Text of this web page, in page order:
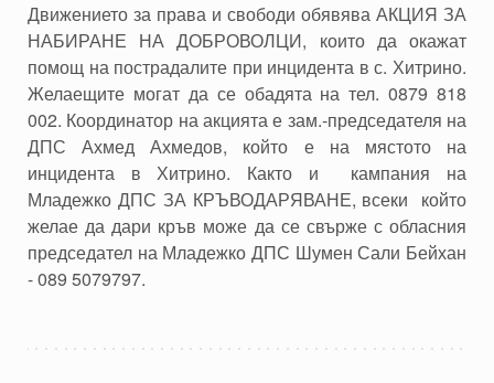
Движението за права и свободи обявява АКЦИЯ ЗА
НАБИРАНЕ НА ДОБРОВОЛЦИ, които да окажат
помощ на пострадалите при инцидента в с. Хитрино.
Желаещите могат да се обадята на тел. 0879 818
002. Координатор на акцията е зам.-председателя на
ДПС Ахмед Ахмедов, който е на мястото на
инцидента в Хитрино. Както и кампания на
Младежко ДПС ЗА КРЪВОДАРЯВАНЕ, всеки който
желае да дари кръв може да се свърже с обласния
председател на Младежко ДПС Шумен Сали Бейхан
- 089 5079797.